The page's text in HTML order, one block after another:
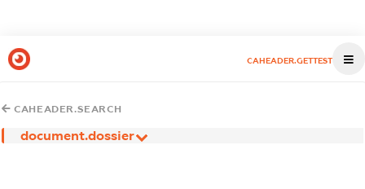
CAHEADER.GETTEST
CAHEADER.SEARCH
document.dossier